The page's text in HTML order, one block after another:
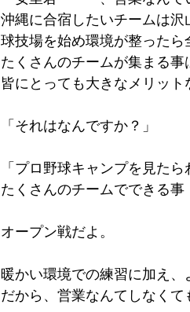
沖縄に合宿したいチームは沢
球技場を始め環境が整ったら
たくさんのチームが集まる事
皆にとっても大きなメリット
「それはなんですか？」
「プロ野球キャンプを見たら
たくさんのチームでできる事
オープン戦だよ。
暖かい環境での練習に加え、
だから、営業なんてしなくて